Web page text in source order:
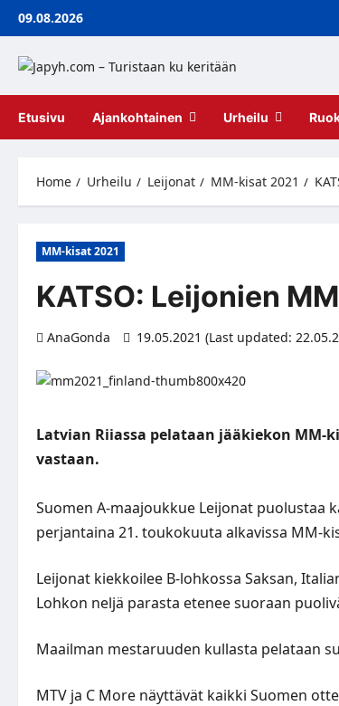
Skip09.08.2026
Etusivu Ajankohtainen Urheilu
Home Urheilu Leijonat MM-kisat 2021
MM-kisat 2021
KATSO: Leijonien
AnaGonda 19.05.2021 (Last updated:
Latvian Riiassa pelataan jääkiekon MM-
vastaan.
Suomen A-maajoukkue Leijonat puolustaa
perjantaina 21. toukokuuta alkavissa MM-
Leijonat kiekkoilee B-lohkossa Saksan,
Lohkon neljä parasta etenee suoraan
Maailman mestaruuden kullasta pelataan
MTV ja C More näyttävät kaikki Suomen